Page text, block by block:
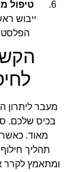
טיפול
ייבוש
מעבר ליתרון
בכיס שלכם.
מאוד.
תהליך
ומתאמץ לקרר